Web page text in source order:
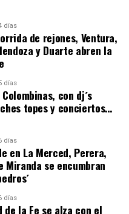
2026
días
de rejones, Ventura,
y Duarte abren la
días
con dj´s
topes y conciertos…
días
en La Merced, Perera,
Miranda se encumbran
días
de la Fe se alza con el